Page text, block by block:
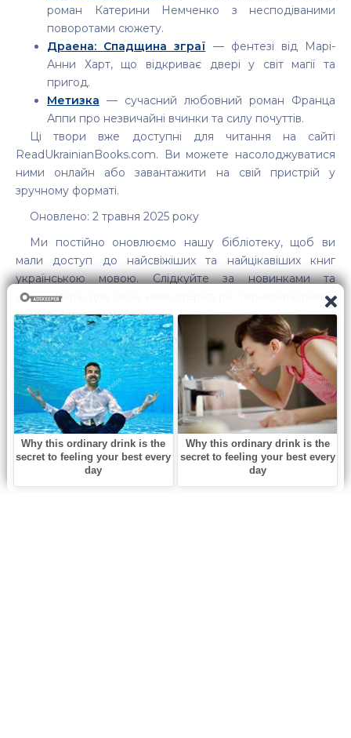
роман Катерини Немченко з несподіваними
поворотами сюжету.
Драена: Спадщина зграї — фентезі від Марі-
Анни Харт, що відкриває двері у світ магії та
пригод.
Метизка — сучасний любовний роман Франца
Аппи про незвичайні вчинки та силу почуттів.
Ці твори вже доступні для читання на сайті
ReadUkrainianBooks.com. Ви можете насолоджуватися
ними онлайн або завантажити на свій пристрій у
зручному форматі.
Оновлено: 2 травня 2025 року
Ми постійно оновлюємо нашу бібліотеку, щоб ви
мали доступ до найсвіжіших та найцікавіших книг
українською мовою. Слідкуйте за новинками та
відкривайте для себе нові літературні горизонти разом
з ReadUkrainianBooks.com!
Бажаємо приємного читання!